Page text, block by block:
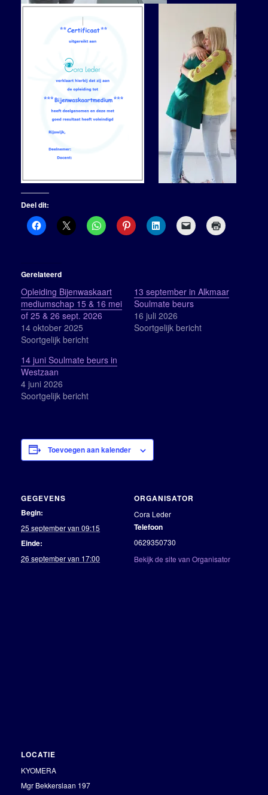
Deel dit:
Gerelateerd
Opleiding Bijenwaskaart
mediumschap 15 & 16 mei
of 25 & 26 sept. 2026
14 oktober 2025
Soortgelijk bericht
13 september in Alkmaar
Soulmate beurs
16 juli 2026
Soortgelijk bericht
14 juni Soulmate beurs in
Westzaan
4 juni 2026
Soortgelijk bericht
Toevoegen aan kalender
GEGEVENS
Begin:
25 september van 09:15
Einde:
26 september van 17:00
ORGANISATOR
Cora Leder
Telefoon
0629350730
Bekijk de site van Organisator
LOCATIE
KYOMERA
Mgr Bekkerslaan 197